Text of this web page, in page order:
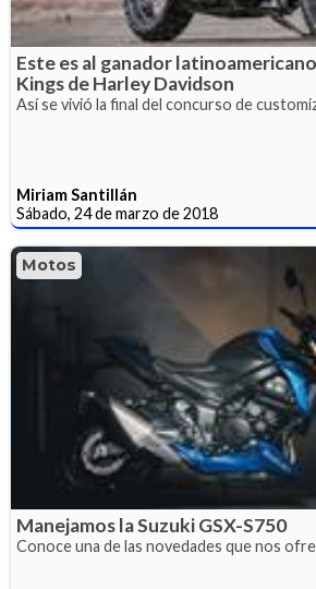
Este es al ganador
Kings de Harley Davidson
Así se vivió la final del concurso de
Miriam Santillán
Sábado, 24 de marzo de 2018
Motos
Manejamos la Suzuki GSX-S750
Conoce una de las novedades que nos